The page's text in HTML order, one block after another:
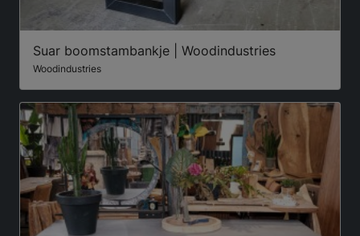
Suar boomstambankje | Woodindustries
Woodindustries